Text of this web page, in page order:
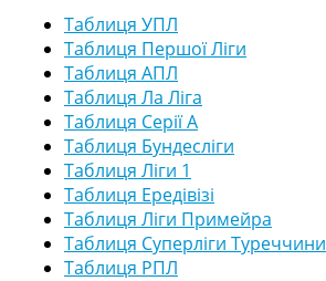
Таблиця УПЛ
Таблиця Першої Ліги
Таблиця АПЛ
Таблиця Ла Ліга
Таблиця Серії А
Таблиця Бундесліги
Таблиця Ліги 1
Таблиця Ередівізі
Таблиця Ліги Примейра
Таблиця Суперліги Туреччини
Таблиця РПЛ